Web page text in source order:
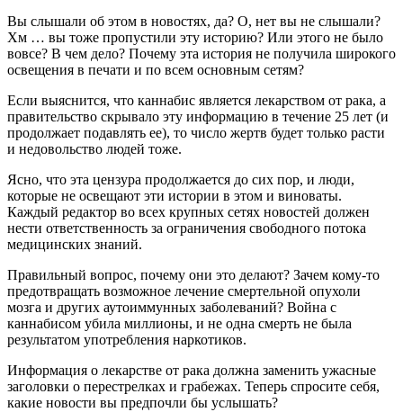
Вы слышали об этом в новостях, да? О, нет вы не слышали?
Хм … вы тоже пропустили эту историю? Или этого не было
вовсе? В чем дело? Почему эта история не получила широкого
освещения в печати и по всем основным сетям?
Если выяснится, что каннабис является лекарством от рака, а
правительство скрывало эту информацию в течение 25 лет (и
продолжает подавлять ее), то число жертв будет только расти
и недовольство людей тоже.
Ясно, что эта цензура продолжается до сих пор, и люди,
которые не освещают эти истории в этом и виноваты.
Каждый редактор во всех крупных сетях новостей должен
нести ответственность за ограничения свободного потока
медицинских знаний.
Правильный вопрос, почему они это делают? Зачем кому-то
предотвращать возможное лечение смертельной опухоли
мозга и других аутоиммунных заболеваний? Война с
каннабисом убила миллионы, и не одна смерть не была
результатом употребления наркотиков.
Информация о лекарстве от рака должна заменить ужасные
заголовки о перестрелках и грабежах. Теперь спросите себя,
какие новости вы предпочли бы услышать?